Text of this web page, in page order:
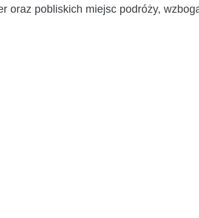
oraz pobliskich miejsc podróży,